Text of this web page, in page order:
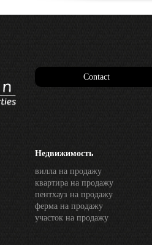
Contact
Недвижимость
вилла на продажу
квартира на продажу
пентхауз на продажу
ферма на продажу
участок на продажу